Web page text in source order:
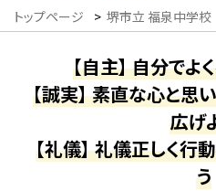
トップページ > 堺市立 福泉中学校
【自主】 自分でよ
【誠実】 素直な心と思
広げ
【礼儀】 礼儀正しく行
う